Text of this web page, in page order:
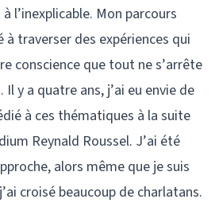
l’inexplicable. Mon parcours
à traverser des expériences qui
conscience que tout ne s’arrête
Il y a quatre ans, j’ai eu envie de
à ces thématiques à la suite
Reynald Roussel. J’ai été
alors même que je suis
croisé beaucoup de charlatans.